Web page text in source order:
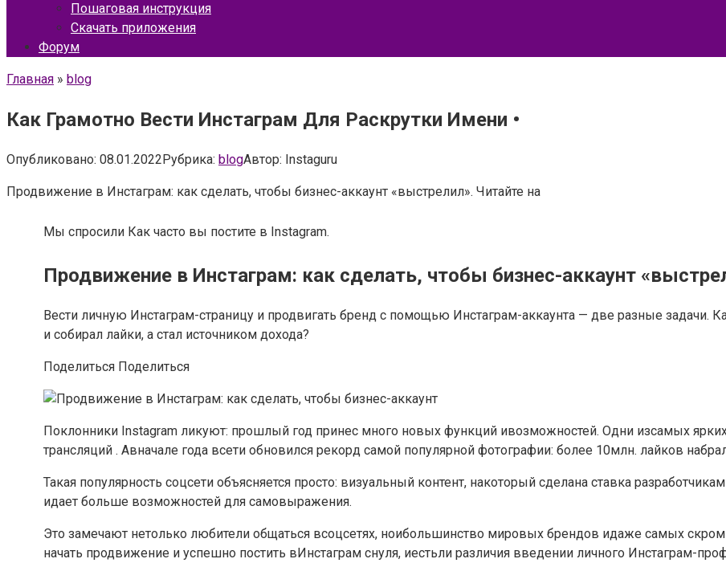
Пошаговая инструкция
Скачать приложения
Форум
Главная » blog
Как Грамотно Вести Инстаграм Для Раскрутки Имени •
Опубликовано: 08.01.2022Рубрика: blogАвтор: Instaguru
Продвижение в Инстаграм: как сделать, чтобы бизнес-аккаунт «выстрелил». Читайте на
Мы спросили Как часто вы постите в Instagram.
Продвижение в Инстаграм: как сделать, чтобы бизнес-аккаунт
Вести личную Инстаграм-страницу и продвигать бренд с помощью Инстаграм-аккаунта — две разные задачи.
и собирал лайки, а стал источником дохода?
Поделиться Поделиться
Поклонники Instagram ликуют: прошлый год принес много новых функций ивозможностей. Одни изсамых
трансляций . Авначале года всети обновился рекорд самой популярной фотографии: более 10млн. лайков
Такая популярность соцсети объясняется просто: визуальный контент, накоторый сделана ставка
идает больше возможностей для самовыражения.
Это замечают нетолько любители общаться всоцсетях, ноибольшинство мировых брендов идаже самых
начать продвижение и успешно постить вИнстаграм снуля, иестьли различия введении личного Инстаграм-